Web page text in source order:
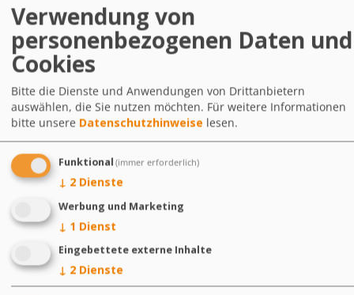
AdiSal Stim
"Gesunde Tiere -
Gesunde Menschen"
Verwendung von
personenbezogenen Daten und
Cookies
Bitte die Dienste und Anwendungen von Drittanbietern
auswählen, die Sie nutzen möchten. Für weitere Informationen
bitte unsere Datenschutzhinweise lesen.
Funktional (immer erforderlich)
↓ 2 Dienste
Werbung und Marketing
↓ 1 Dienst
Eingebettete externe Inhalte
↓ 2 Dienste